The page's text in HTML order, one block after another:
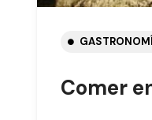
Comer